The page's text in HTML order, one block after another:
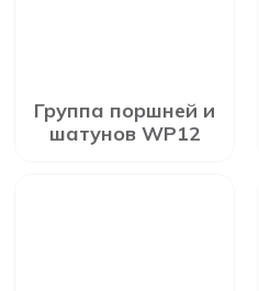
Группа поршней и
шатунов WP12